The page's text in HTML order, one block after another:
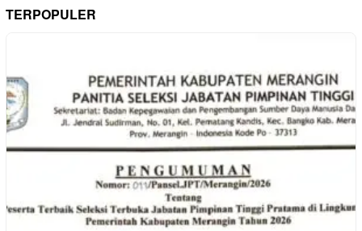
TERPOPULER